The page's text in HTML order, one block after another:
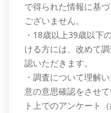
で得られた情報に基
ございません。
・18歳以上39歳以下
ける方には、改めて
認いただきます。
・調査について理解
意の意思確認をさせ
ト上でのアンケート